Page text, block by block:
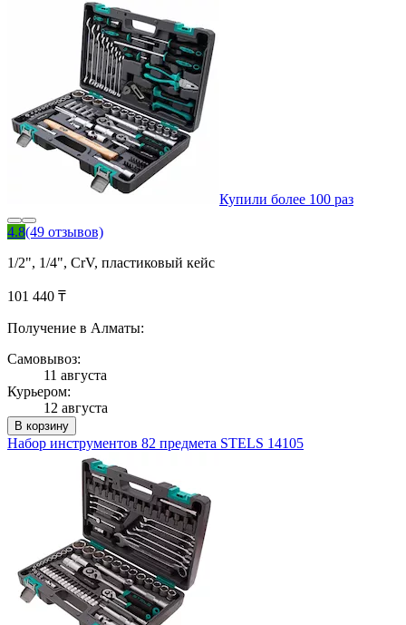
Купили более 100 раз
4.8(49 отзывов)
1/2", 1/4", CrV, пластиковый кейс
101 440 ₸
Получение в Алматы:
Самовывоз:
11 августа
Курьером:
12 августа
В корзину
Набор инструментов 82 предмета STELS 14105